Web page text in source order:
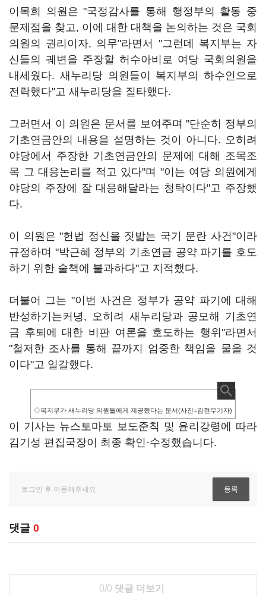
이목희 의원은 "국정감사를 통해 행정부의 활동 중
문제점을 찾고, 이에 대한 대책을 논의하는 것은 국회
의원의 권리이자, 의무"라면서 "그런데 복지부는 자
신들의 궤변을 주장할 허수아비로 여당 국회의원을
내세웠다. 새누리당 의원들이 복지부의 하수인으로
전락했다"고 새누리당을 질타했다.
그러면서 이 의원은 문서를 보여주며 "단순히 정부의
기초연금안의 내용을 설명하는 것이 아니다. 오히려
야당에서 주장한 기초연금안의 문제에 대해 조목조
목 그 대응논리를 적고 있다"며 "이는 여당 의원에게
야당의 주장에 잘 대응해달라는 청탁이다"고 주장했
다.
이 의원은 "헌법 정신을 짓밟는 국기 문란 사건"이라
규정하며 "박근혜 정부의 기초연금 공약 파기를 호도
하기 위한 술책에 불과하다"고 지적했다.
더불어 그는 "이번 사건은 정부가 공약 파기에 대해
반성하기는커녕, 오히려 새누리당과 공모해 기초연
금 후퇴에 대한 비판 여론을 호도하는 행위"라면서
"철저한 조사를 통해 끝까지 엄중한 책임을 물을 것
이다"고 일갈했다.
◇복지부가 새누리당 의원들에게 제공했다는 문서(사진=김현우기자)
이 기사는 뉴스토마토 보도준칙 및 윤리강령에 따라
김기성 편집국장이 최종 확인·수정했습니다.
댓글 0
0/0 댓글 더보기